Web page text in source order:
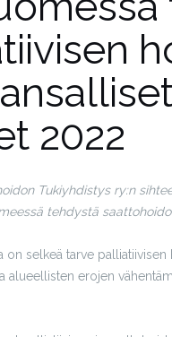
2022
Tukiyhdistys ry:n
tehdystä
selkeä tarve
alueellisten erojen